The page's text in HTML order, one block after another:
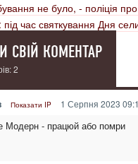
не було, - поліція
під час святкування Дня
СВІЙ КОМЕНТАР
2
Показати IP 1 Серпня 2023
Модерн - працюй або помри